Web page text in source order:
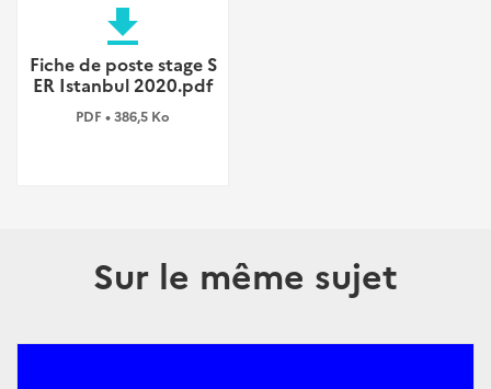
file_download
Fiche de poste stage S
ER Istanbul 2020.pdf
PDF • 386,5 Ko
Sur le même sujet